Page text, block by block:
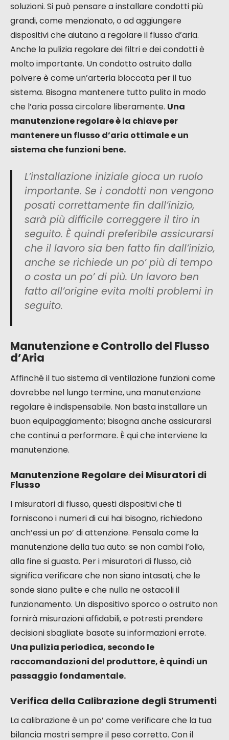
soluzioni. Si può pensare a installare condotti più
grandi, come menzionato, o ad aggiungere
dispositivi che aiutano a regolare il flusso d’aria.
Anche la pulizia regolare dei filtri e dei condotti è
molto importante. Un condotto ostruito dalla
polvere è come un’arteria bloccata per il tuo
sistema. Bisogna mantenere tutto pulito in modo
che l’aria possa circolare liberamente. Una
manutenzione regolare è la chiave per
mantenere un flusso d’aria ottimale e un
sistema che funzioni bene.
L’installazione iniziale gioca un ruolo
importante. Se i condotti non vengono
posati correttamente fin dall’inizio,
sarà più difficile correggere il tiro in
seguito. È quindi preferibile assicurarsi
che il lavoro sia ben fatto fin dall’inizio,
anche se richiede un po’ più di tempo
o costa un po’ di più. Un lavoro ben
fatto all’origine evita molti problemi in
seguito.
Manutenzione e Controllo del Flusso
d’Aria
Affinché il tuo sistema di ventilazione funzioni come
dovrebbe nel lungo termine, una manutenzione
regolare è indispensabile. Non basta installare un
buon equipaggiamento; bisogna anche assicurarsi
che continui a performare. È qui che interviene la
manutenzione.
Manutenzione Regolare dei Misuratori di
Flusso
I misuratori di flusso, questi dispositivi che ti
forniscono i numeri di cui hai bisogno, richiedono
anch’essi un po’ di attenzione. Pensala come la
manutenzione della tua auto: se non cambi l’olio,
alla fine si guasta. Per i misuratori di flusso, ciò
significa verificare che non siano intasati, che le
sonde siano pulite e che nulla ne ostacoli il
funzionamento. Un dispositivo sporco o ostruito non
fornirà misurazioni affidabili, e potresti prendere
decisioni sbagliate basate su informazioni errate.
Una pulizia periodica, secondo le
raccomandazioni del produttore, è quindi un
passaggio fondamentale.
Verifica della Calibrazione degli Strumenti
La calibrazione è un po’ come verificare che la tua
bilancia mostri sempre il peso corretto. Con il